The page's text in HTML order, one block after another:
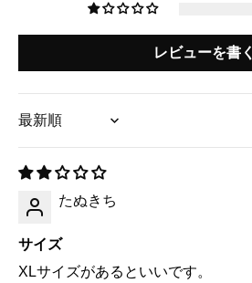
レビューを書く
Sort by
たぬきち
サイズ
XLサイズがあるといいです。